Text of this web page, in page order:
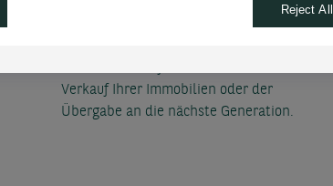
Verkauf Ihrer Immobilien oder der
Übergabe an die nächste Generation.
Reject All